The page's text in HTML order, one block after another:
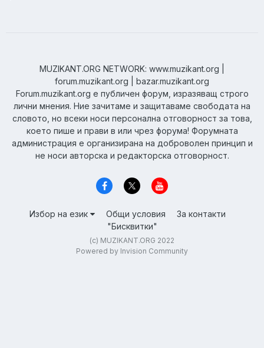
MUZIKANT.ORG NETWORK: www.muzikant.org |
forum.muzikant.org | bazar.muzikant.org
Forum.muzikant.org е публичен форум, изразяващ строго
лични мнения. Ние зачитаме и защитаваме свободата на
словото, но всеки носи персонална отговорност за това,
което пише и прави в или чрез форума! Форумната
администрация е организирана на доброволен принцип и
не носи авторска и редакторска отговорност.
Избор на език Общи условия
За контакти
"Бисквитки"
(c) MUZIKANT.ORG 2022
Powered by Invision Community